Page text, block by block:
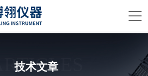
ARTICLES
技术文章